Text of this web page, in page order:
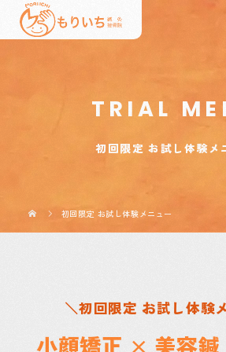
TRIAL
初回限定 お試し体験メ
初回限定 お試し体験メニュー
＼初回限定 お試し体験
小顔矯正 × 美容